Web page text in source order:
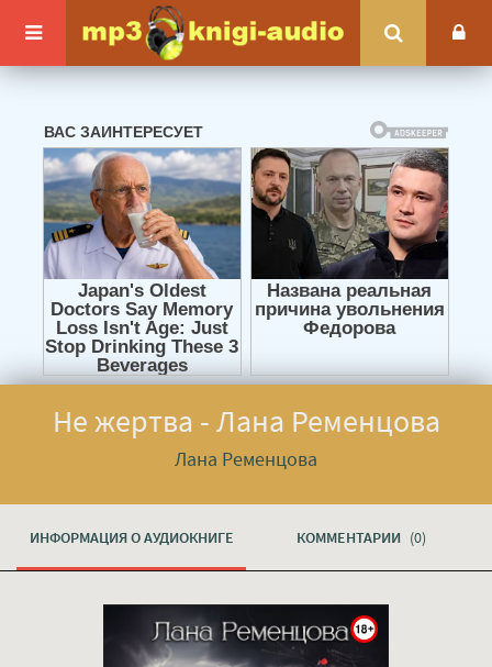
Не жертва - Лана Ременцова
Лана Ременцова
ИНФОРМАЦИЯ О АУДИОКНИГЕ КОММЕНТАРИИ (0)